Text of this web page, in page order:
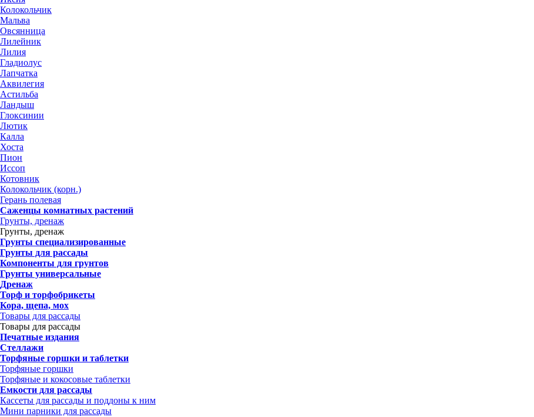
Колокольчик
Мальва
Овсянница
Лилейник
Лилия
Гладиолус
Лапчатка
Аквилегия
Астильба
Ландыш
Глоксинии
Лютик
Калла
Хоста
Пион
Иссоп
Котовник
Колокольчик (корн.)
Герань полевая
Саженцы комнатных растений
Грунты, дренаж
Грунты, дренаж
Грунты специализированные
Грунты для рассады
Компоненты для грунтов
Грунты универсальные
Дренаж
Торф и торфобрикеты
Кора, щепа, мох
Товары для рассады
Товары для рассады
Печатные издания
Стеллажи
Торфяные горшки и таблетки
Торфяные горшки
Торфяные и кокосовые таблетки
Емкости для рассады
Кассеты для рассады и поддоны к ним
Мини парники для рассады